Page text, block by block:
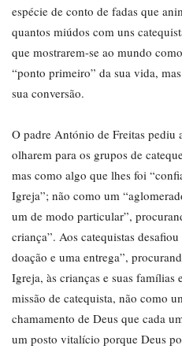
espécie de conto de fadas que
quantos miúdos com uns
que mostrarem-se ao mundo
“ponto primeiro” da sua vida,
sua conversão.
O padre António de Freitas pediu
olharem para os grupos de
mas como algo que lhes foi
Igreja”; não como um
um de modo particular”,
criança”. Aos catequistas
doação e uma entrega”,
Igreja, às crianças e suas
missão de catequista, não como
chamamento de Deus que cada
um posto vitalício porque Deus